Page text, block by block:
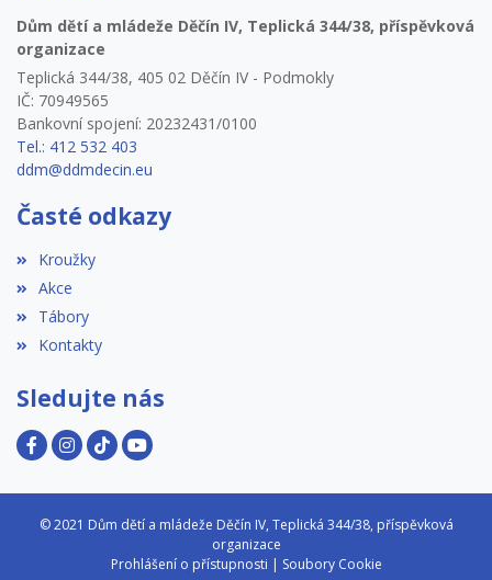
Dům dětí a mládeže Děčín IV, Teplická 344/38, příspěvková
organizace
Teplická 344/38, 405 02 Děčín IV - Podmokly
IČ: 70949565
Bankovní spojení: 20232431/0100
Tel.: 412 532 403
ddm@ddmdecin.eu
Časté odkazy
Kroužky
Akce
Tábory
Kontakty
Sledujte nás
© 2021 Dům dětí a mládeže Děčín IV, Teplická 344/38, příspěvková
organizace
Prohlášení o přístupnosti | Soubory Cookie